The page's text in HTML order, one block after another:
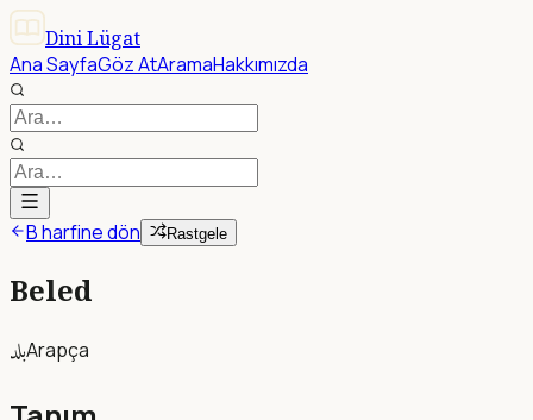
Dini Lügat
Ana SayfaGöz AtAramaHakkımızda
B harfine dön Rastgele
Beled
بلدArapça